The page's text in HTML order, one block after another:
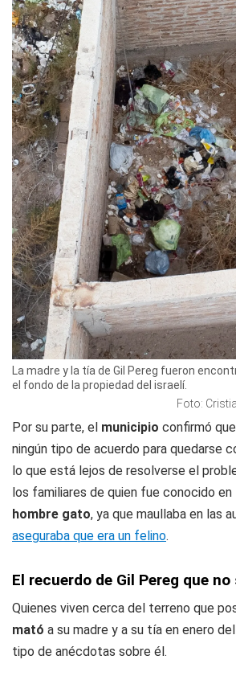
La madre y la tía de Gil Pereg fueron
el fondo de la propiedad del israelí.
Foto:
Por su parte, el municipio confirmó
ningún tipo de acuerdo para quedarse
lo que está lejos de resolverse el
los familiares de quien fue conocido en
hombre gato, ya que maullaba en las
aseguraba que era un felino.
El recuerdo de Gil Pereg que no
Quienes viven cerca del terreno que
mató a su madre y a su tía en enero
tipo de anécdotas sobre él.